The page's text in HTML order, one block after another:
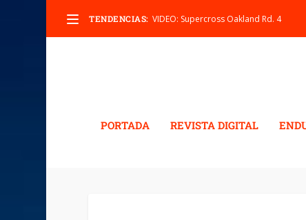
TENDENCIAS: VIDEO: Supercross Oakland Rd. 4
PORTADA REVISTA DIGITAL